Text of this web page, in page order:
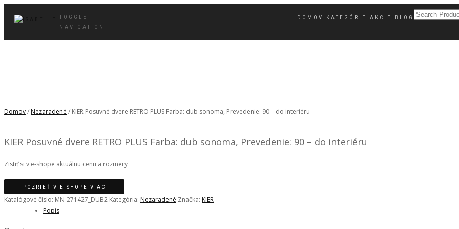
TOGGLE
NAVIGATION
DOMOV KATEGÓRIE AKCIE BLOG
Domov/ Nezaradené / KIER Posuvné dvere RETRO PLUS Farba: dub sonoma, Prevedenie: 90 – do interiéru
KIER Posuvné dvere RETRO PLUS Farba: dub sonoma, Prevedenie: 90 – do interiéru
Zistiť si v e-shope aktuálnu cenu a rozmery
POZRIEŤ V E-SHOPE VIAC
Katalógové číslo: MN-271427_DUB2 Kategória: Nezaradené Značka: KIER
Popis